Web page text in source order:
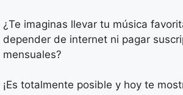
¿Te imaginas llevar tu música
depender de internet ni pagar
mensuales?
¡Es totalmente posible y hoy te